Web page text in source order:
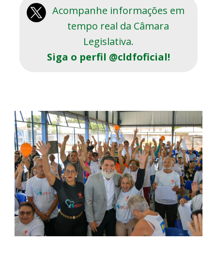
Acompanhe informações em
tempo real da Câmara
Legislativa.
Siga o perfil @cldfoficial!